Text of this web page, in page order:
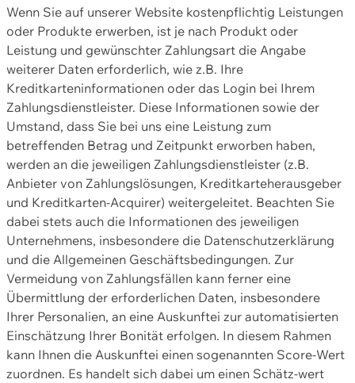
Wenn Sie auf unserer Website kostenpflichtig Leistungen
oder Produkte erwerben, ist je nach Produkt oder
Leistung und gewünschter Zahlungsart die Angabe
weiterer Daten erforderlich, wie z.B. Ihre
Kreditkarteninformationen oder das Login bei Ihrem
Zahlungsdienstleister. Diese Informationen sowie der
Umstand, dass Sie bei uns eine Leistung zum
betreffenden Betrag und Zeitpunkt erworben haben,
werden an die jeweiligen Zahlungsdienstleister (z.B.
Anbieter von Zahlungslösungen, Kreditkarteherausgeber
und Kreditkarten-Acquirer) weitergeleitet. Beachten Sie
dabei stets auch die Informationen des jeweiligen
Unternehmens, insbesondere die Datenschutzerklärung
und die Allgemeinen Geschäftsbedingungen. Zur
Vermeidung von Zahlungsfällen kann ferner eine
Übermittlung der erforderlichen Daten, insbesondere
Ihrer Personalien, an eine Auskunftei zur automatisierten
Einschätzung Ihrer Bonität erfolgen. In diesem Rahmen
kann Ihnen die Auskunftei einen sogenannten Score-Wert
zuordnen. Es handelt sich dabei um einen Schätz-wert